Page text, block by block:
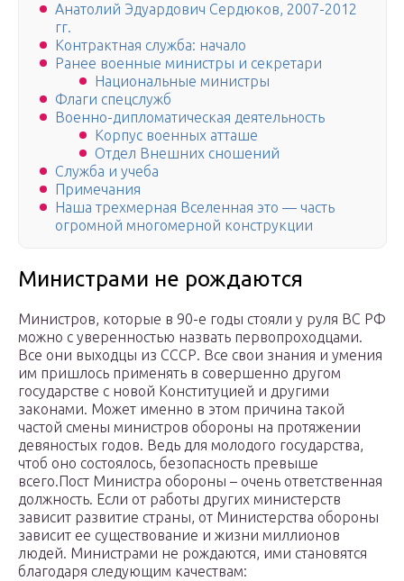
Анатолий Эдуардович Сердюков, 2007-2012
гг.
Контрактная служба: начало
Ранее военные министры и секретари
Национальные министры
Флаги спецслужб
Военно-дипломатическая деятельность
Корпус военных атташе
Отдел Внешних сношений
Служба и учеба
Примечания
Наша трехмерная Вселенная это — часть
огромной многомерной конструкции
Министрами не рождаются
Министров, которые в 90-е годы стояли у руля ВС РФ
можно с уверенностью назвать первопроходцами.
Все они выходцы из СССР. Все свои знания и умения
им пришлось применять в совершенно другом
государстве с новой Конституцией и другими
законами. Может именно в этом причина такой
частой смены министров обороны на протяжении
девяностых годов. Ведь для молодого государства,
чтоб оно состоялось, безопасность превыше
всего.Пост Министра обороны – очень ответственная
должность. Если от работы других министерств
зависит развитие страны, от Министерства обороны
зависит ее существование и жизни миллионов
людей. Министрами не рождаются, ими становятся
благодаря следующим качествам: